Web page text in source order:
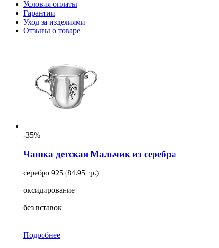
Условия оплаты
Гарантии
Уход за изделиями
Отзывы о товаре
-35%
Чашка детская Мальчик из серебра
серебро 925 (84.95 гр.)
оксидирование
без вставок
Подробнее